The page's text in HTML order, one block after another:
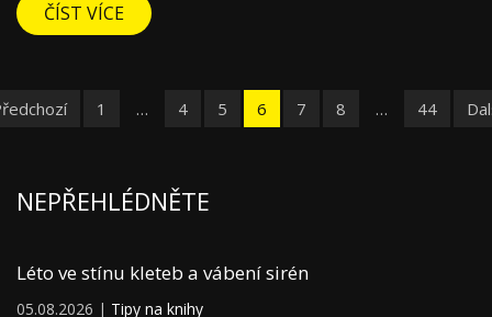
ČÍST VÍCE
1 … 4 5 6 7 8 … 44
NEPŘEHLÉDNĚTE
Léto ve stínu kleteb a vábení sirén
05.08.2026 | Tipy na knihy